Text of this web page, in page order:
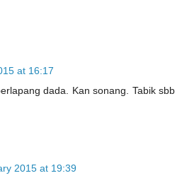
at 16:17
dada. Kan sonang. Tabik sbb
2015 at 19:39